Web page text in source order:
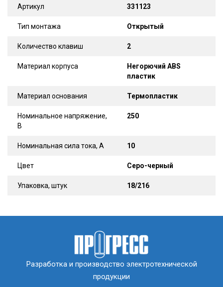
Артикул 331123
Тип монтажа Открытый
Количество клавиш 2
Материал корпуса
Негорючий ABS
пластик
Материал основания Термопластик
Номинальное напряжение,
В
250
Номинальная сила тока, А 10
Цвет Серо-черный
Упаковка, штук 18/216
Разработка и производство электротехнической
продукции